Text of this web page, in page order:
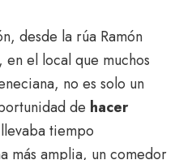
desde la rúa Ramón
, en el local que muchos
no es solo un
de hacer
tiempo
más amplia, un comedor